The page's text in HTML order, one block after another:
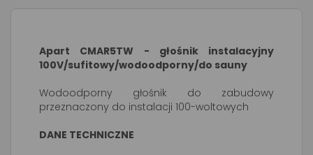
Apart CMAR5TW - głośnik instalacyjny
100V/sufitowy/wodoodporny/do sauny
Wodoodporny głośnik do zabudowy
przeznaczony do instalacji 100-woltowych
DANE TECHNICZNE